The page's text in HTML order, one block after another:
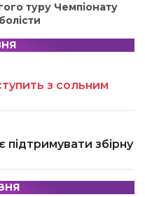
туру Чемпіонату
з сольним
збірну